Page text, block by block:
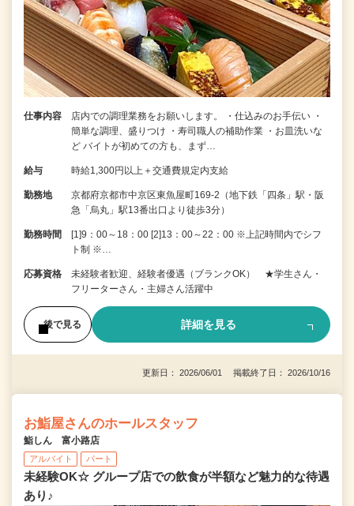
仕事内容
店内での調理業務をお願いします。 ・仕込みのお手伝い ・
簡単な調理、盛りつけ ・寿司職人の補助作業 ・お皿洗いな
ど バイトが初めての方も、まず…
給与 時給1,300円以上＋交通費規定内支給
勤務地
京都府京都市中京区東魚屋町169-2（地下鉄「四条」駅・阪
急「烏丸」駅13番出口より徒歩3分）
勤務時間
[1]9：00～18：00 [2]13：00～22：00 ※上記時間内でシフ
ト制 ※…
応募資格
未経験者歓迎、経験者優遇（ブランクOK） ★学生さん・
フリーターさん・主婦さん活躍中
後で見る 詳細を見る
更新日： 2026/06/01 掲載終了日： 2026/10/16
お鮨屋さんのホールスタッフ
鮨しん 富小路店
アルバイト パート
未経験OK☆ グループ店での飲食が半額など魅力的な待遇
あり♪